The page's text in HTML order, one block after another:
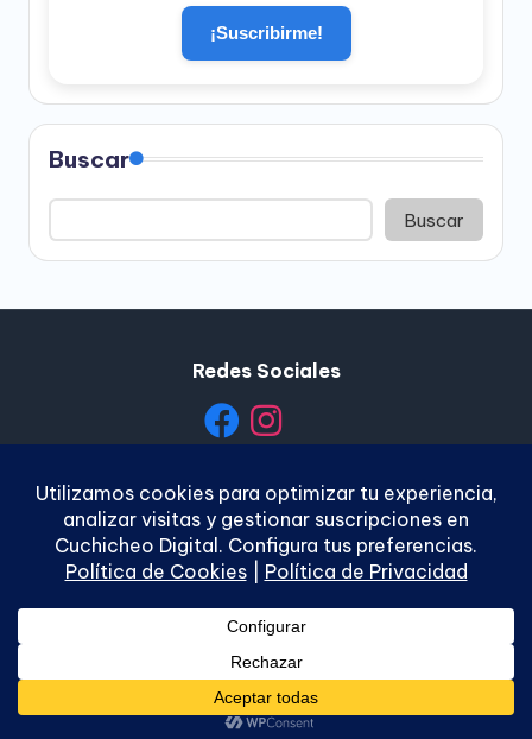
¡Suscribirme!
Buscar
Buscar
Redes Sociales
Política de Privacidad | Política de Cookies
Términos y
Condiciones | Contacto
Copyright 2026 —Cuchicheo Digital. Todos los
derechos reservados.Bloghash WordPress Theme